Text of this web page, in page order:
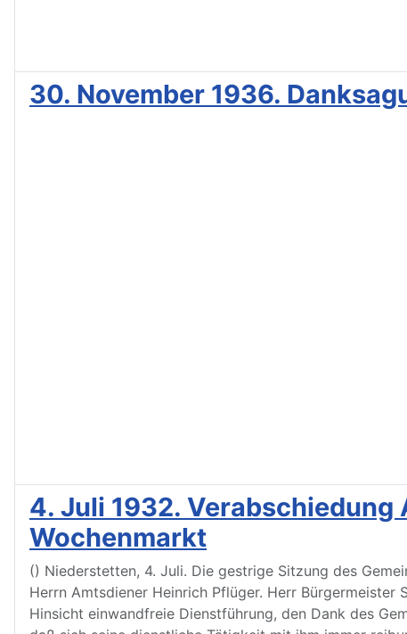
30. November 1936.
4. Juli 1932.
Wochenmarkt
() Niederstetten, 4. Juli. Die gestrige Sitzung des
Herrn Amtsdiener Heinrich Pflüger. Herr
Hinsicht einwandfreie Dienstführung, den Dank des